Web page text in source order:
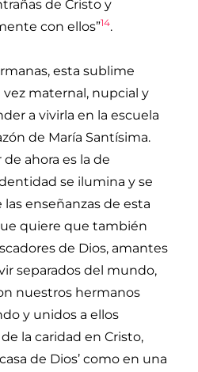
de Cristo y
con ellos”14.
esta sublime
vez maternal, nupcial y
a vivirla en la escuela
de María Santísima.
ahora es la de
se ilumina y se
enseñanzas de esta
quiere que también
de Dios, amantes
separados del mundo,
nuestros hermanos
y unidos a ellos
la caridad en Cristo,
de Dios’ como en una